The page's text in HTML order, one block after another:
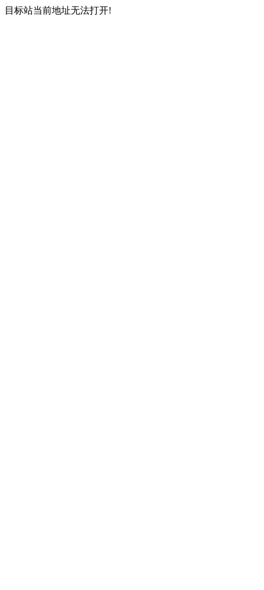
目标站当前地址无法打开!